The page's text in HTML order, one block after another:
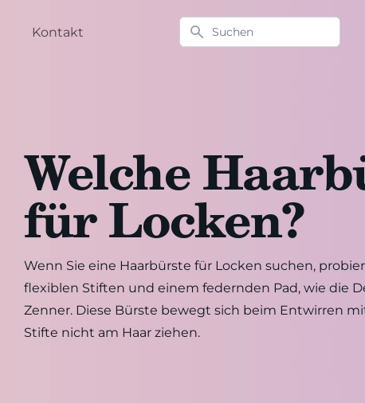
Kontakt Suchen
Welche
für Locken?
Wenn Sie eine Haarbürste für Locken suchen,
flexiblen Stiften und einem federnden Pad, wie die
Zenner. Diese Bürste bewegt sich beim Entwirren
Stifte nicht am Haar ziehen.